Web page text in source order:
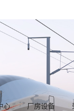
心 厂房设备